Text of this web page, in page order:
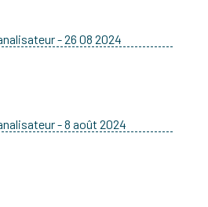
- 26 08 2024
- 8 août 2024